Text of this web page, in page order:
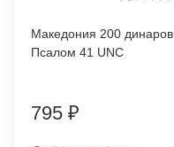
Македония 200 динаров
Псалом 41 UNC
795 ₽